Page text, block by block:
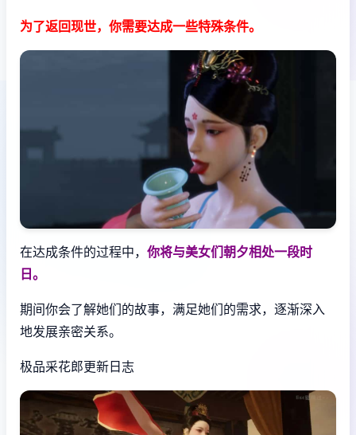
为了返回现世，你需要达成一些特殊条件。
在达成条件的过程中， 你将与美女们朝夕相处一段时
日。
期间你会了解她们的故事，满足她们的需求，逐渐深入
地发展亲密关系。
极品采花郎更新日志